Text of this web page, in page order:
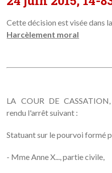
Cette décision est visée dans
Harcèlement moral
LA COUR DE
rendu l'arrêt suivant :
Statuant sur le pourvoi formé
- Mme Anne X..., partie civile,